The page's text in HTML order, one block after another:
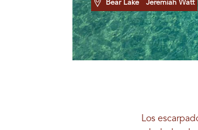
Bear Lake Jeremiah Watt
Los